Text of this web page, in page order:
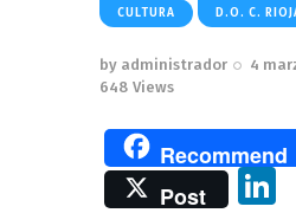
CULTURA D.O. C.
by administrador
4
648 Views
Recommend
Post